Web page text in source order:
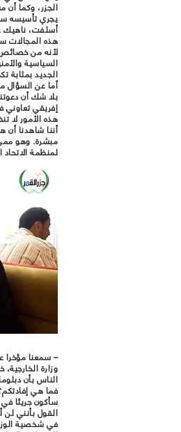
الجزر، وكما
يجري تأسيسه
أسلفت، ناهيك
هذه المجالات
لأنه من خصائص
السياسية
الجديد بمثابة
أما عن السؤال
بلا شك أن
إفريقي تعاوني
هذه الأمور لا
أننا شاهدنا أن
مبشرة. وهو ممن
لمنظمة الاتحاد
–سمعنا مؤخرا
وزارة
الناس بأن
فما هي
سأكون جريئا
القول بأنني
في شخصية